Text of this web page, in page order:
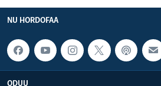
NU HORDOFAA
ODUU